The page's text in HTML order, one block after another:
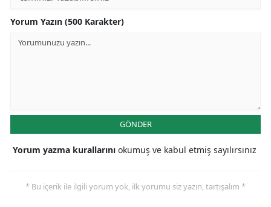
Yorum Yazın (500 Karakter)
GÖNDER
Yorum yazma kurallarını okumuş ve kabul etmiş sayılırsınız
* Bu içerik ile ilgili yorum yok, ilk yorumu siz yazın, tartışalım *